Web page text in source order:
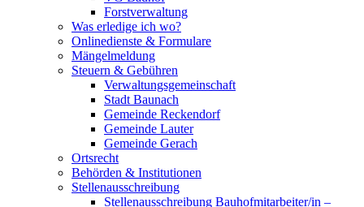
Forstverwaltung
Was erledige ich wo?
Onlinedienste & Formulare
Mängelmeldung
Steuern & Gebühren
Verwaltungsgemeinschaft
Stadt Baunach
Gemeinde Reckendorf
Gemeinde Lauter
Gemeinde Gerach
Ortsrecht
Behörden & Institutionen
Stellenausschreibung
Stellenausschreibung Bauhofmitarbeiter/in –